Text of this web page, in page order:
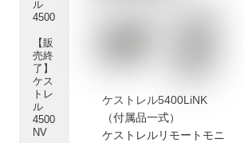
ル
4500
【販
売終
了】
ケス
トレ
ル
4500
NV
ケストレル5400LiNK
（付属品一式）
ケストレルリモートモニ